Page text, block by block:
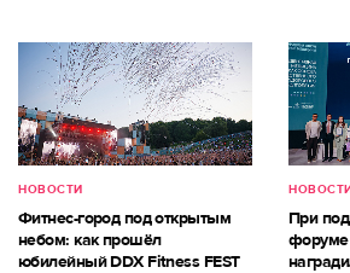
НОВОСТИ
Фитнес-город под открытым
небом: как прошёл
юбилейный DDX Fitness FEST
При
форуме